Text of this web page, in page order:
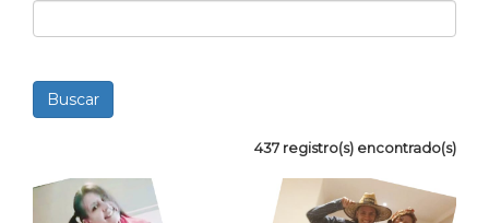
437 registro(s) encontrado(s)